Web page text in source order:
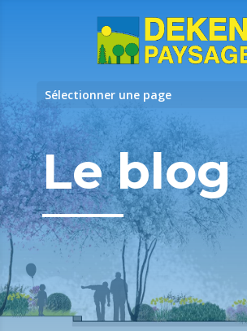
Sélectionner une page
Le blog